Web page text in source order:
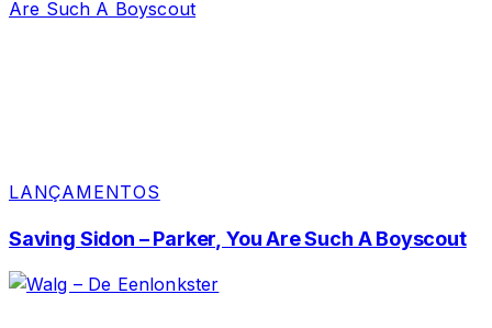
LANÇAMENTOS
Saving Sidon – Parker, You Are Such A Boyscout